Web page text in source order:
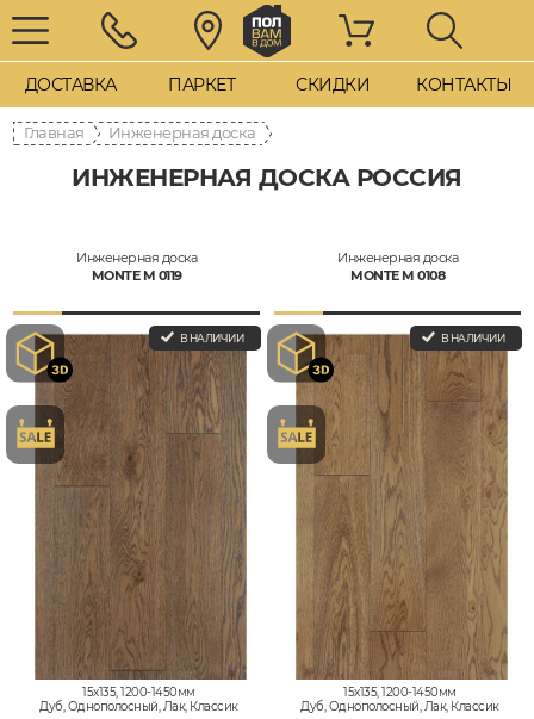
ДОСТАВКА ПАРКЕТ СКИДКИ КОНТАКТЫ
Главная Инженерная доска
ИНЖЕНЕРНАЯ ДОСКА РОССИЯ
Инженерная доска
MONTE M 0119
В НАЛИЧИИ
15x135, 1200-1450мм
Дуб, Однополосный, Лак, Классик
Инженерная доска
MONTE M 0108
В НАЛИЧИИ
15x135, 1200-1450мм
Дуб, Однополосный, Лак, Классик